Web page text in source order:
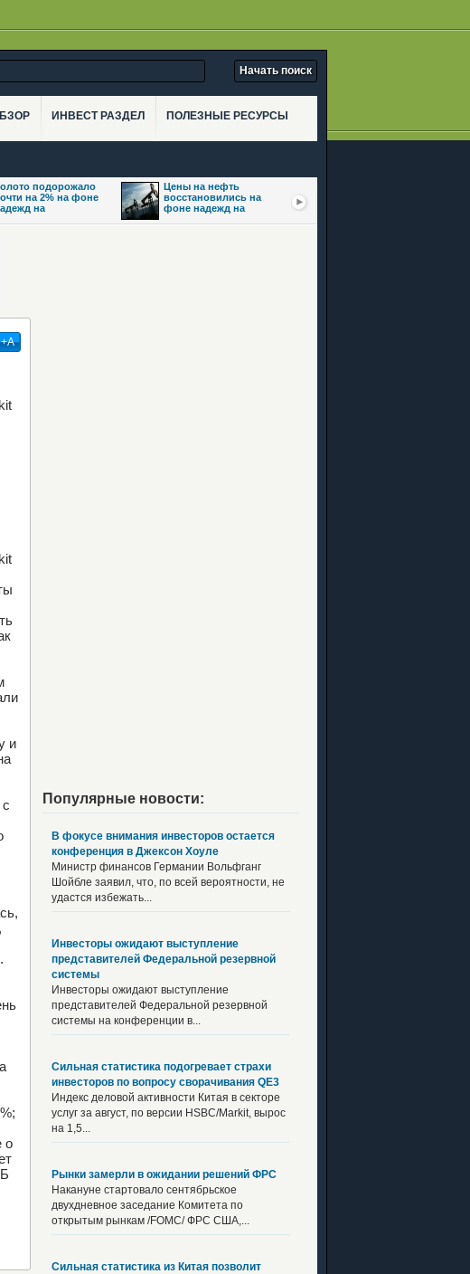
ИНВЕСТ РАЗДЕЛ ПОЛЕЗНЫЕ РЕСУРСЫ
подорожало
на 2% на фоне
на
Цены на нефть
восстановились на
фоне надежд на
+А
и
о
Популярные новости:
В фокусе внимания инвесторов остается
конференция в Джексон Хоуле
Министр финансов Германии Вольфганг
Шойбле заявил, что, по всей вероятности, не
удастся избежать...
Инвесторы ожидают выступление
представителей Федеральной резервной
системы
Инвесторы ожидают выступление
представителей Федеральной резервной
системы на конференции в...
Сильная статистика подогревает страхи
инвесторов по вопросу сворачивания QE3
Индекс деловой активности Китая в секторе
услуг за август, по версии HSBC/Markit, вырос
на 1,5...
Рынки замерли в ожидании решений ФРС
Накануне стартовало сентябрьское
двухдневное заседание Комитета по
открытым рынкам /FOMC/ ФРС США,...
Сильная статистика из Китая позволит